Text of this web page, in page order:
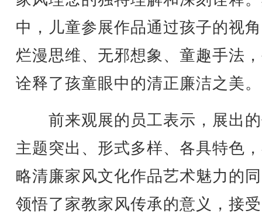
中，儿童参展作品通过孩子的视
烂漫思维、无邪想象、童趣手法
诠释了孩童眼中的清正廉洁之美。
前来观展的员工表示，展出
主题突出、形式多样、各具特色
略清廉家风文化作品艺术魅力的
领悟了家教家风传承的意义，接